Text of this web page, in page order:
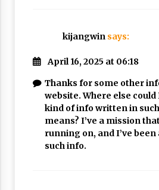
kijangwin says:
April 16, 2025 at 06:18
Thanks for some other
website. Where else
kind of info written in
means? I’ve a mission
running on, and I’ve
such info.